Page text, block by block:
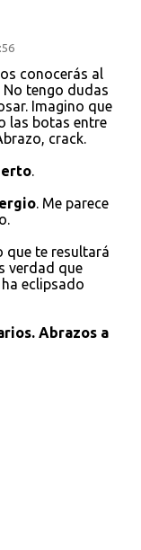
conocerás al
No tengo dudas
Imagino que
las botas entre
crack.
.
. Me parece
que te resultará
verdad que
eclipsado
Abrazos a